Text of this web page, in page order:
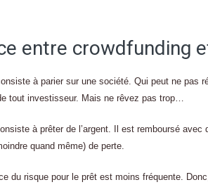
entre crowdfunding
à parier sur une société. Qui peut ne pas
tout investisseur. Mais ne rêvez pas trop…
à prêter de l’argent. Il est remboursé
quand même) de perte.
du risque pour le prêt est moins fréquente.